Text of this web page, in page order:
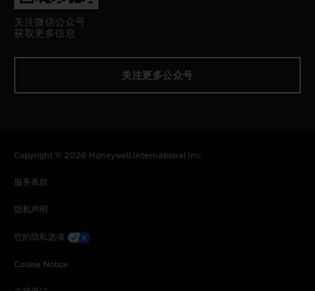
关注微信公众号
获取更多信息
关注更多公众号
Copyright © 2026 Honeywell International Inc
服务条款
隐私声明
您的隐私选项
Cookie Notice